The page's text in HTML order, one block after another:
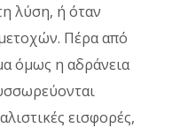
λύση, ή όταν
Πέρα από
όμως η αδράνεια
εισφορές,